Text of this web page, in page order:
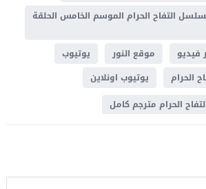
التفاح الحرام الموسم الخامس الحلقة
فيديو
موقع النور
يوتيوب
الحرام
يوتيوب اونلاين
الحرام مترجم كامل